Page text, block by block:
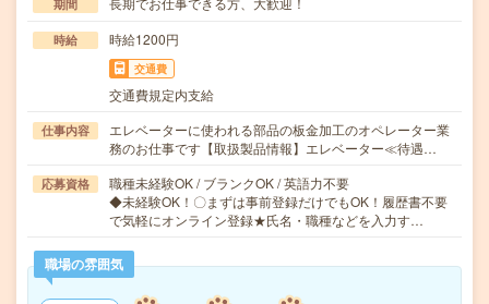
期間
時給 時給1200円
交通費
交通費規定内支給
仕事内容
エレベーターに使われる部品の板金加工のオペレーター業
務のお仕事です【取扱製品情報】エレベーター≪待遇…
応募資格
職種未経験OK / ブランクOK / 英語力不要
◆未経験OK！〇まずは事前登録だけでもOK！履歴書不要
で気軽にオンライン登録★氏名・職種などを入力す…
職場の雰囲気